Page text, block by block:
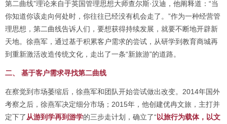
第二曲线”理论来自于英国管理思想大师查尔斯·汉迪，他阐释道：“当
你知道你该走向何处时，你往往已经没有机会走了。”作为一种经营管
理思想，第二曲线告诉人们，要想获得持续发展，就要不断地开辟新
天地。徐燕军，通过基于积累客户需求的尝试，从研学到教育商城再
到重新激活改造传统文化，走出了一条“新旅游”的道路。
二、 基于客户需求寻找第二曲线
在察觉到市场萎缩后，徐燕军和团队开始尝试做出改变。2014年国外
考察之后，徐燕军决定细分市场；2015年，他创建优冉文旅，主打并
定下了从游到学再到游学的三步走计划，确立了“ 以旅行为载体，以文